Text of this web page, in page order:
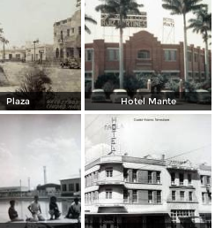
Plaza Hotel Mante